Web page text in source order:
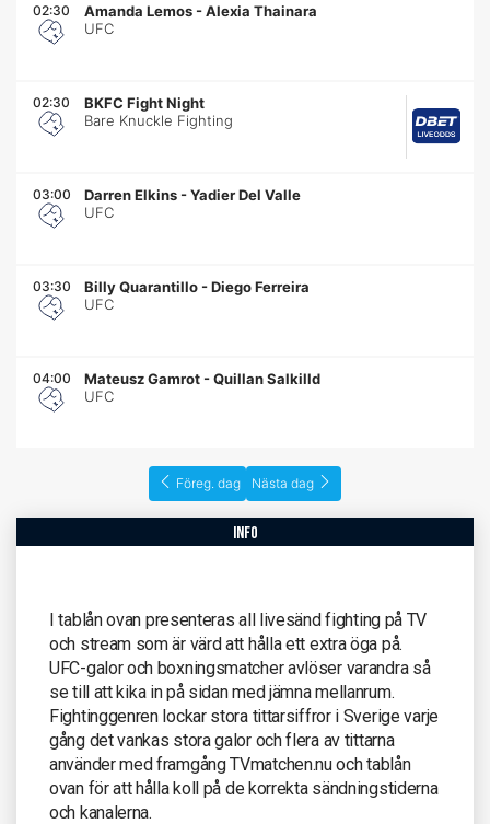
02:30 Amanda Lemos -Alexia Thainara
UFC
02:30
BKFC Fight Night
Bare Knuckle Fighting
03:00 Darren Elkins -Yadier Del Valle
UFC
03:30 Billy Quarantillo -Diego Ferreira
UFC
04:00 Mateusz Gamrot -Quillan Salkilld
UFC
Föreg. dag Nästa dag
info
I tablån ovan presenteras all livesänd fighting på TV
och stream som är värd att hålla ett extra öga på.
UFC-galor och boxningsmatcher avlöser varandra så
se till att kika in på sidan med jämna mellanrum.
Fightinggenren lockar stora tittarsiffror i Sverige varje
gång det vankas stora galor och flera av tittarna
använder med framgång TVmatchen.nu och tablån
ovan för att hålla koll på de korrekta sändningstiderna
och kanalerna.